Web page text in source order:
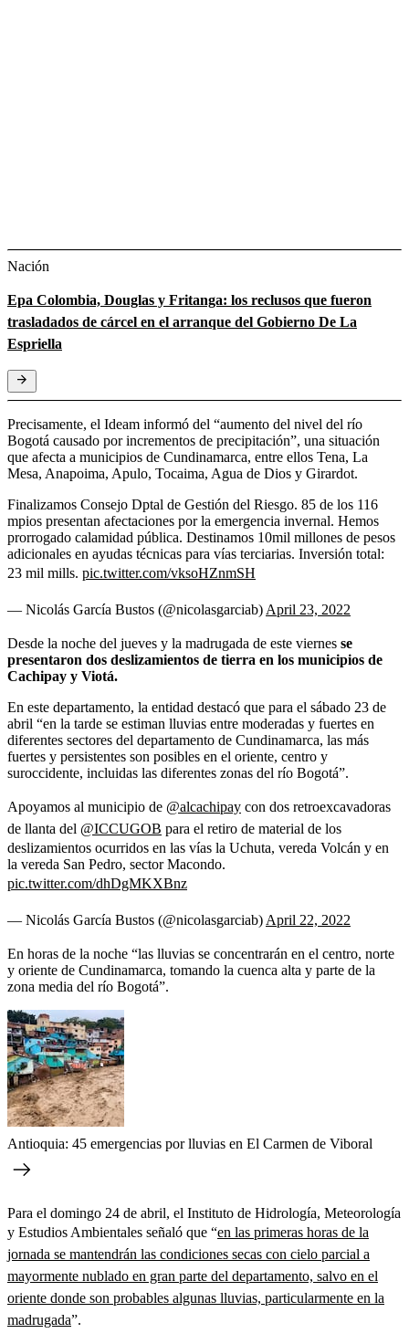
Nación
Epa Colombia, Douglas y Fritanga: los reclusos que fueron
trasladados de cárcel en el arranque del Gobierno De La
Espriella
Precisamente, el Ideam informó del “aumento del nivel del río
Bogotá causado por incrementos de precipitación”, una situación
que afecta a municipios de Cundinamarca, entre ellos Tena, La
Mesa, Anapoima, Apulo, Tocaima, Agua de Dios y Girardot.
Finalizamos Consejo Dptal de Gestión del Riesgo. 85 de los 116
mpios presentan afectaciones por la emergencia invernal. Hemos
prorrogado calamidad pública. Destinamos 10mil millones de pesos
adicionales en ayudas técnicas para vías terciarias. Inversión total:
23 mil mills. pic.twitter.com/vksoHZnmSH
— Nicolás García Bustos (@nicolasgarciab) April 23, 2022
Desde la noche del jueves y la madrugada de este viernes se
presentaron dos deslizamientos de tierra en los municipios de
Cachipay y Viotá.
En este departamento, la entidad destacó que para el sábado 23 de
abril “en la tarde se estiman lluvias entre moderadas y fuertes en
diferentes sectores del departamento de Cundinamarca, las más
fuertes y persistentes son posibles en el oriente, centro y
suroccidente, incluidas las diferentes zonas del río Bogotá”.
Apoyamos al municipio de @alcachipay con dos retroexcavadoras
de llanta del @ICCUGOB para el retiro de material de los
deslizamientos ocurridos en las vías la Uchuta, vereda Volcán y en
la vereda San Pedro, sector Macondo.
pic.twitter.com/dhDgMKXBnz
— Nicolás García Bustos (@nicolasgarciab) April 22, 2022
En horas de la noche “las lluvias se concentrarán en el centro, norte
y oriente de Cundinamarca, tomando la cuenca alta y parte de la
zona media del río Bogotá”.
Antioquia: 45 emergencias por lluvias en El Carmen de Viboral
Para el domingo 24 de abril, el Instituto de Hidrología, Meteorología
y Estudios Ambientales señaló que “en las primeras horas de la
jornada se mantendrán las condiciones secas con cielo parcial a
mayormente nublado en gran parte del departamento, salvo en el
oriente donde son probables algunas lluvias, particularmente en la
madrugada”.